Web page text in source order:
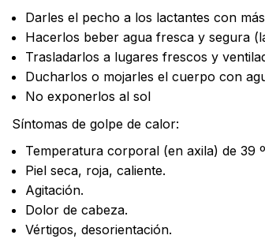
Darles el pecho a los lactantes con
Hacerlos beber agua fresca y segura
Trasladarlos a lugares frescos y
Ducharlos o mojarles el cuerpo con
No exponerlos al sol
Síntomas de golpe de calor:
Temperatura corporal (en axila) de 39
Piel seca, roja, caliente.
Agitación.
Dolor de cabeza.
Vértigos, desorientación.